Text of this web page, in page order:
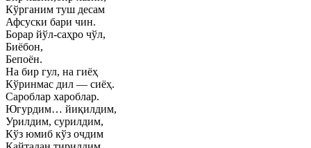
Кўрганим туш десам
Афсуски бари чин.
Борар йўл-саҳро чўл,
Биёбон,
Бепоён.
На бир гул, на гиёҳ
Кўринмас дил — сиёҳ.
Сароблар хароблар.
Югурдим… йиқилдим,
Урилдим, сурилдим,
Кўз юмиб кўз очдим